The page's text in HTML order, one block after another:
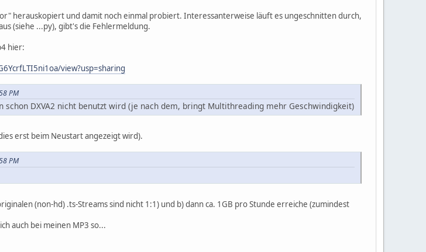
herauskopiert und damit noch einmal probiert. Interessanterweise läuft es ungeschnitten durch,
(siehe ...py), gibt's die Fehlermeldung.
hier:
view?usp=sharing
PM
DXVA2 nicht benutzt wird (je nach dem, bringt Multithreading mehr Geschwindigkeit)
erst beim Neustart angezeigt wird).
PM
(non-hd) .ts-Streams sind nicht 1:1) und b) dann ca. 1GB pro Stunde erreiche (zumindest
auch bei meinen MP3 so...